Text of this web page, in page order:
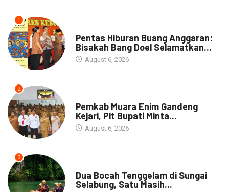
1
Pentas Hiburan Buang Anggaran:
Bisakah Bang Doel Selamatkan...
August 6, 2026
2
Pemkab Muara Enim Gandeng
Kejari, Plt Bupati Minta...
August 6, 2026
3
Dua Bocah Tenggelam di Sungai
Selabung, Satu Masih...